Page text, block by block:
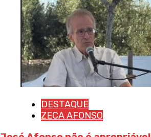
DESTAQUE
ZECA AFONSO